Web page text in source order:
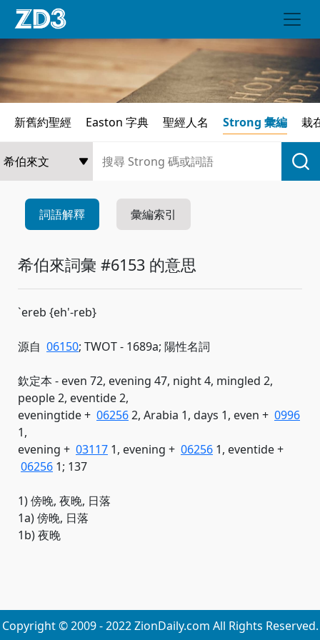
新舊約聖經 Easton 字典 聖經人名 Strong 彙編 栽
詞語解釋 彙編索引
希伯來詞彙 #6153 的意思
`ereb {eh'-reb}
源自 06150; TWOT - 1689a; 陽性名詞
欽定本 - even 72, evening 47, night 4, mingled 2,
people 2, eventide 2,
eveningtide + 062562, Arabia 1, days 1, even + 0996
1,
evening + 03117 1, evening + 06256 1, eventide +
06256 1; 137
1) 傍晚, 夜晚, 日落
1a) 傍晚, 日落
1b) 夜晚
Copyright © 2009 - 2022 ZionDaily.com All Rights Reserved.